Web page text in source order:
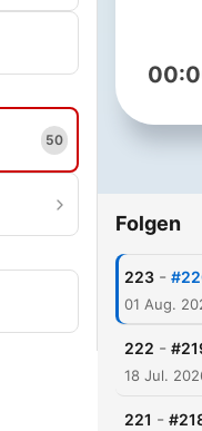
50
Folgen
223 -
01 Aug.
222 -
18 Jul.
221 -